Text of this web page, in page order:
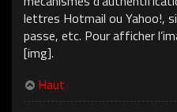
lettres Hotmail ou Yahoo!,
passe, etc. Pour afficher
[img].
Haut